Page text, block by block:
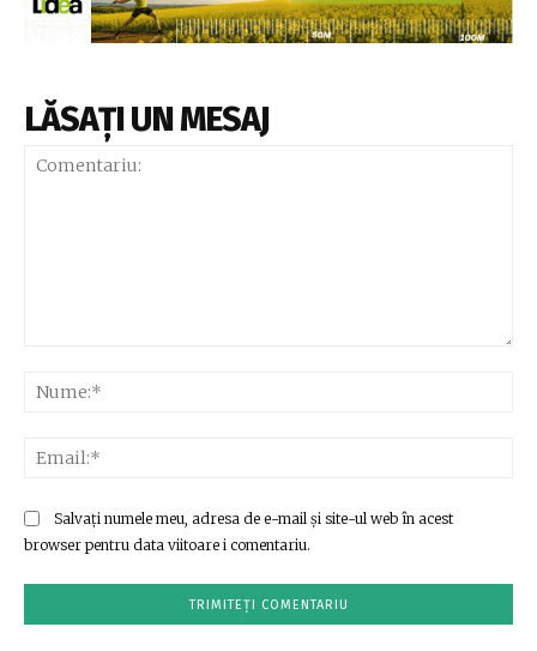
LĂSAȚI UN MESAJ
Salvați numele meu, adresa de e-mail și site-ul web în acest
browser pentru data viitoare i comentariu.